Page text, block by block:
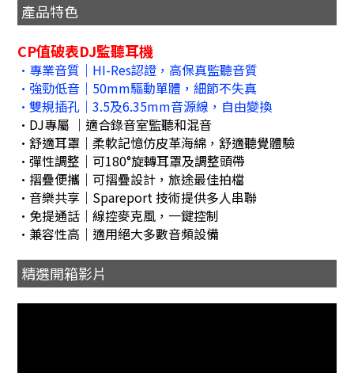
產品特色
CP值破表DJ監聽耳機
•專業音質｜HI-Res認證，高保真監聽音質
•強勁低音｜50mm驅動單體，細節不失真
•雙規插孔｜3.5及6.35mm音源線，自由變換
•DJ專屬 ｜適合錄音室監聽和混音
•舒適耳罩｜柔軟記憶仿皮革海綿，舒適聽覺體驗
•彈性調整｜可180°旋轉耳罩及調整頭帶
•摺疊便攜｜可摺疊設計，旅途最佳拍檔
•音樂共享｜Spareport 技術提供多人串聯
•免提通話｜線控麥克風，一鍵控制
•兼容性高｜適用絕大多數音頻設備
精選開箱影片